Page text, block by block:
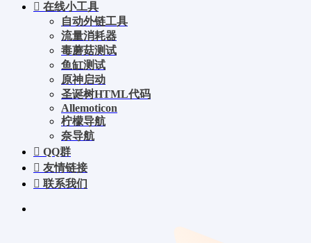
在线小工具
自动外链工具
流量消耗器
毒蘑菇测试
鱼缸测试
原神启动
圣诞树HTML代码
Allemoticon
柠檬导航
奈导航
QQ群
友情链接
联系我们